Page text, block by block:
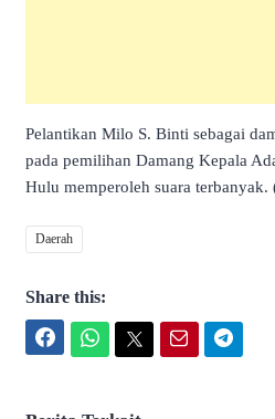
Pelantikan Milo S. Binti sebagai
pada pemilihan Damang Kepala
Hulu memperoleh suara terbanyak.
Daerah
Share this: